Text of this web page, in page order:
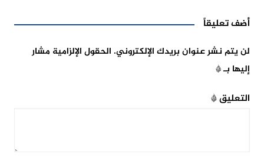
أضف تعليقاً
لن يتم نشر عنوان بريدك الإلكتروني. الحقول الإلزامية مشار
إليها بـ*
التعليق*